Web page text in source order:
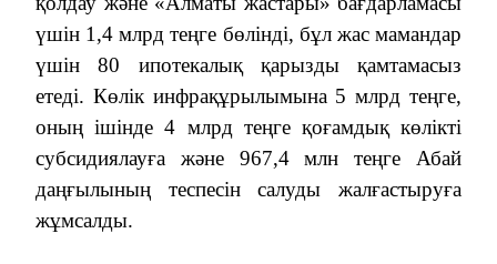
үшін 1,4 млрд теңге бөлінді, бұл жас мамандар
үшін 80 ипотекалық қарызды қамтамасыз
етеді. Көлік инфрақұрылымына 5 млрд теңге,
оның ішінде 4 млрд теңге қоғамдық көлікті
субсидиялауға және 967,4 млн теңге Абай
даңғылының теспесін салуды жалғастыруға
жұмсалды.